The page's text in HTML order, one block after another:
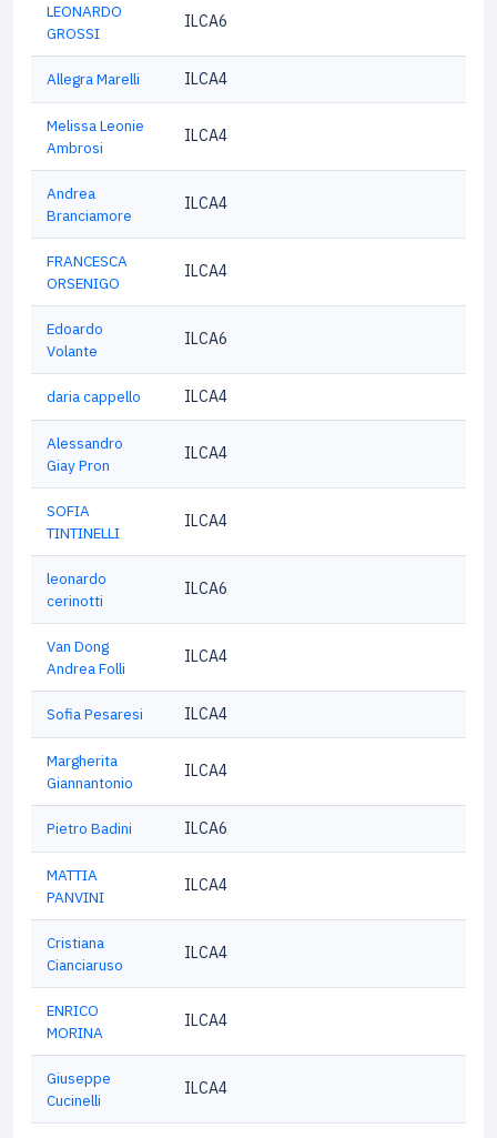
LEONARDO
GROSSI
ILCA6
Allegra Marelli ILCA4
Melissa Leonie
Ambrosi
ILCA4
Andrea
Branciamore
ILCA4
FRANCESCA
ORSENIGO
ILCA4
Edoardo
Volante
ILCA6
daria cappello ILCA4
Alessandro
Giay Pron
ILCA4
SOFIA
TINTINELLI
ILCA4
leonardo
cerinotti
ILCA6
Van Dong
Andrea Folli
ILCA4
Sofia Pesaresi ILCA4
Margherita
Giannantonio
ILCA4
Pietro Badini ILCA6
MATTIA
PANVINI
ILCA4
Cristiana
Cianciaruso
ILCA4
ENRICO
MORINA
ILCA4
Giuseppe
Cucinelli
ILCA4